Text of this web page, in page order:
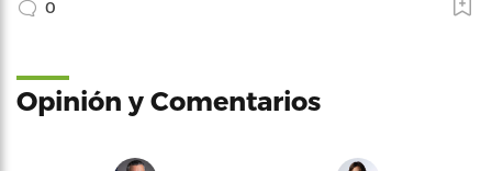
0
Opinión y Comentarios